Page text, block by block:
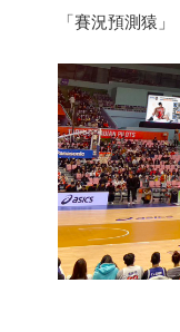
「賽況預測猿